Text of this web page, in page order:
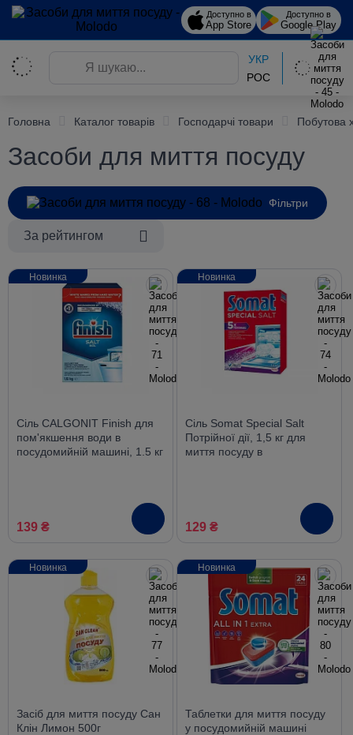
Доступно в
App Store
Доступно в
Google Play
УКР
РОС
Головна Каталог товарів Господарчі товари Побутова
Засоби для миття посуду
Фільтри
За рейтингом
Сіль CALGONIT Finish для
пом'якшення води в
посудомийній машині, 1.5 кг
139 ₴
Новинка
Сіль Somat Special Salt
Потрійної дії, 1,5 кг для
миття посуду в
129 ₴
Новинка
Засіб для миття посуду Сан
Клін Лимон 500г
Новинка
Таблетки для миття посуду
у посудомийній машині
Новинка